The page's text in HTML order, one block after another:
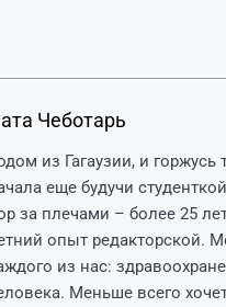
Чеботарь
из Гагаузии, и
еще будучи
за плечами – более 25
опыт редакторской.
из нас:
Меньше всего